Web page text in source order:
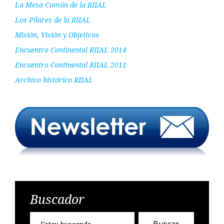
La Mesa Común de la RIIAL
Los Pilares de la RIIAL
Misión, Visión y Objetivos
Encuentro Continental RIIAL 2014
Encuentro Continental RIIAL 2011
Archivo histórico RIIAL
Buscador